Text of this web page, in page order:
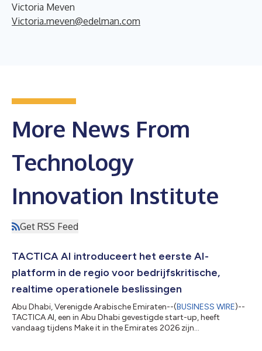
Victoria Meven
Victoria.meven@edelman.com
More News From
Technology
Innovation Institute
Get RSS Feed
TACTICA AI introduceert het eerste AI-
platform in de regio voor bedrijfskritische,
realtime operationele beslissingen
Abu Dhabi, Verenigde Arabische Emiraten--(BUSINESS WIRE)--
TACTICA AI, een in Abu Dhabi gevestigde start-up, heeft
vandaag tijdens Make it in the Emirates 2026 zijn